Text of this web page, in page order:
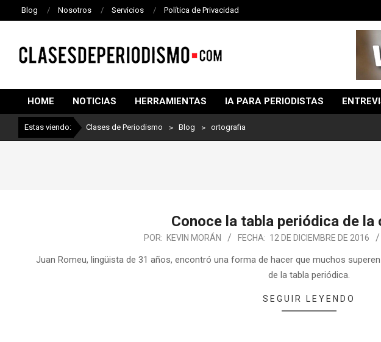
Blog Nosotros Servicios Política de Privacidad
DE
PERIODISMO
HOME NOTICIAS HERRAMIENTAS IA PARA PERIODISTAS
Estas viendo: Clases de Periodismo > Blog > ortografia Lo mejor del
Conoce la tabla periódica de
POR: KEVIN MORÁN FECHA: 12 DE DICIEMBRE DE 2016
Juan Romeu, lingüista de 31 años, encontró una forma de hacer que muchos
de la tabla periódica.
SEGUIR LEYENDO